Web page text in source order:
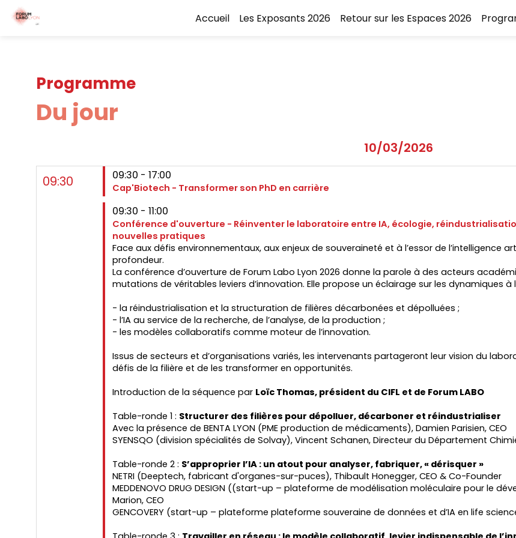
Accueil Les Exposants 2026 Retour sur les Espaces 2026
Programme
Du jour
10/03/2026
09:30
09:30 - 17:00
Cap'Biotech - Transformer son PhD en carrière
09:30 - 11:00
Conférence d'ouverture - Réinventer le laboratoire entre IA, écologie,
nouvelles pratiques
Face aux défis environnementaux, aux enjeux de souveraineté et à l’essor de l’intelligence
profondeur.
La conférence d’ouverture de Forum Labo Lyon 2026 donne la parole à des acteurs
mutations de véritables leviers d’innovation. Elle propose un éclairage sur les dynamiques
- la réindustrialisation et la structuration de filières décarbonées et dépolluées ;
- l’IA au service de la recherche, de l’analyse, de la production ;
- les modèles collaboratifs comme moteur de l’innovation.
Issus de secteurs et d’organisations variés, les intervenants partageront leur vision du
défis de la filière et de les transformer en opportunités.
Introduction de la séquence par Loïc Thomas, président du CIFL et de Forum LABO
Table-ronde 1 : Structurer des filières pour dépolluer, décarboner et réindustrialiser
Avec la présence de BENTA LYON (PME production de médicaments), Damien Parisien, CEO
SYENSQO (division spécialités de Solvay), Vincent Schanen, Directeur du Département
Table-ronde 2 : S’approprier l’IA : un atout pour analyser, fabriquer, « dérisquer »
NETRI (Deeptech, fabricant d'organes-sur-puces), Thibault Honegger, CEO & Co-Founder
MEDDENOVO DRUG DESIGN ((start-up – plateforme de modélisation moléculaire pour le
Marion, CEO
GENCOVERY (start-up – plateforme plateforme souveraine de données et d’IA en life